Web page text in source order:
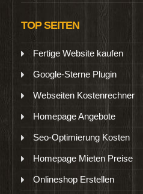
TOP SEITEN
Fertige Website kaufen
Google-Sterne Plugin
Webseiten Kostenrechner
Homepage Angebote
Seo-Optimierung Kosten
Homepage Mieten Preise
Onlineshop Erstellen